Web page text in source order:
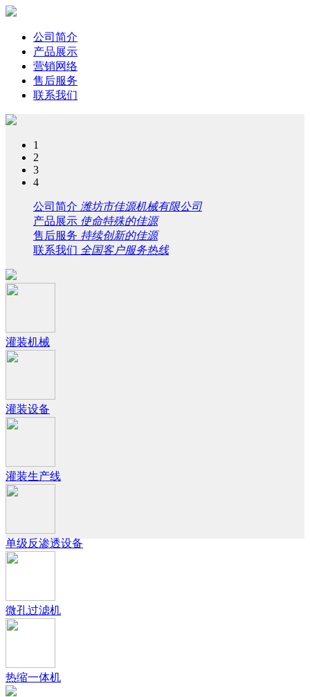
公司简介
产品展示
营销网络
售后服务
联系我们
1
2
3
4
公司简介 潍坊市佳源机械有限公司
产品展示 使命特殊的佳源
售后服务 持续创新的佳源
联系我们 全国客户服务热线
灌装机械
灌装设备
灌装生产线
单级反渗透设备
微孔过滤机
热缩一体机